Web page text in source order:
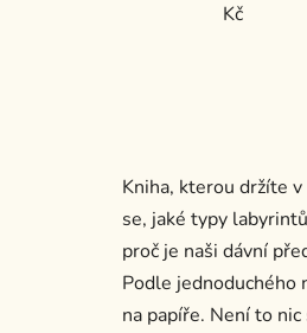
Kč
Kniha, kterou držíte
se, jaké typy
proč je naši dávní
Podle jednoduchého
na papíře. Není to